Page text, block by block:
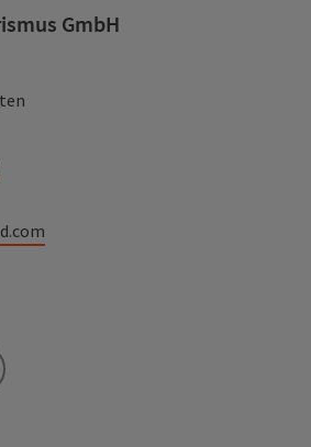
GmbH